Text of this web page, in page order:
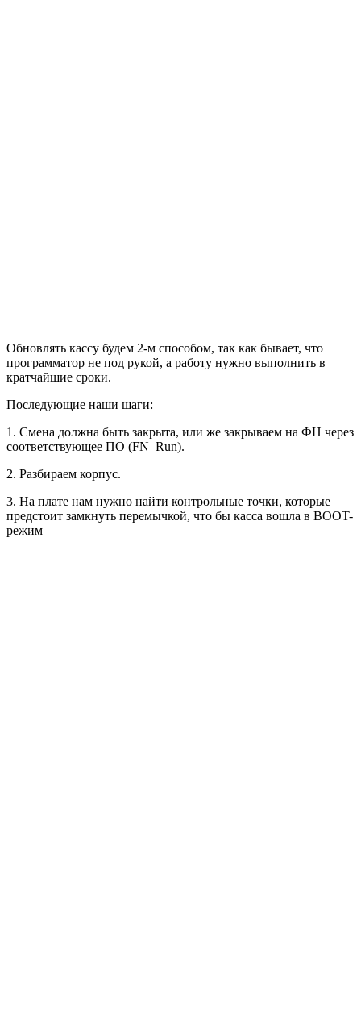
Обновлять кассу будем 2-м способом, так как бывает, что
программатор не под рукой, а работу нужно выполнить в
кратчайшие сроки.
Последующие наши шаги:
1. Смена должна быть закрыта, или же закрываем на ФН через
соответствующее ПО (FN_Run).
2. Разбираем корпус.
3. На плате нам нужно найти контрольные точки, которые
предстоит замкнуть перемычкой, что бы касса вошла в BOOT-
режим